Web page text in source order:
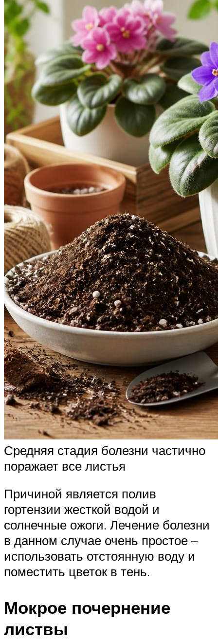
Средняя стадия болезни частично
поражает все листья
Причиной является полив
гортензии жесткой водой и
солнечные ожоги. Лечение болезни
в данном случае очень простое –
использовать отстоянную воду и
поместить цветок в тень.
Мокрое почернение
листвы